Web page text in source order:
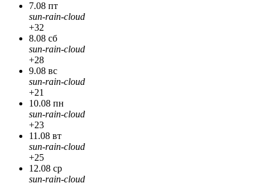
7.08 пт
sun-rain-cloud
+32
8.08 сб
sun-rain-cloud
+28
9.08 вс
sun-rain-cloud
+21
10.08 пн
sun-rain-cloud
+23
11.08 вт
sun-rain-cloud
+25
12.08 ср
sun-rain-cloud